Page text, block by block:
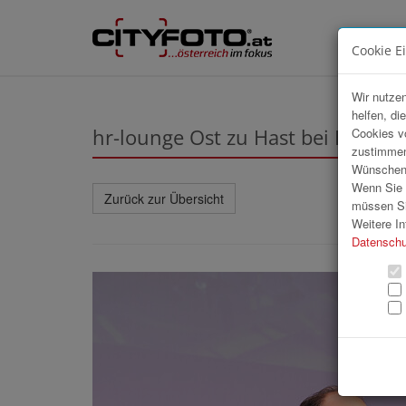
hr-lounge Ost zu Hast bei
Zurück zur Übersicht
Cookie
Wir
helfen,
Cookies
Wenn
müssen
Weitere